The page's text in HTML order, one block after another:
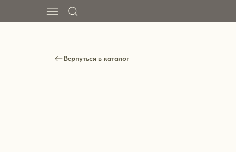
Вернуться в каталог